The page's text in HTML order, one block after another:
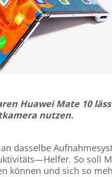
Huawei Mate 10
nutzen.
dasselbe
So soll
können und sich so